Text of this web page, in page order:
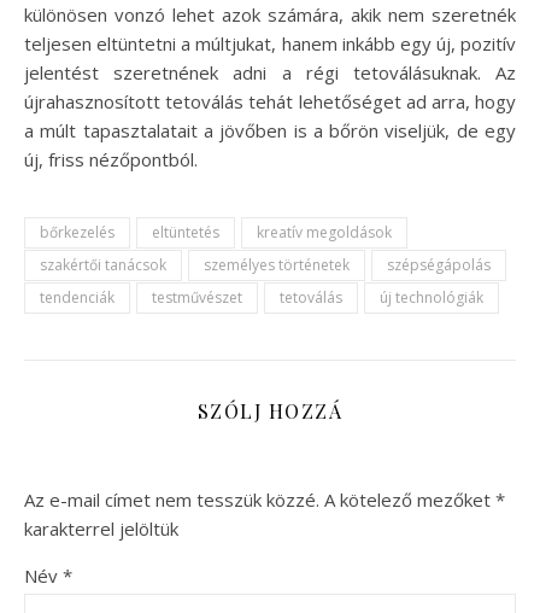
különösen vonzó lehet azok számára, akik nem szeretnék
teljesen eltüntetni a múltjukat, hanem inkább egy új, pozitív
jelentést szeretnének adni a régi tetoválásuknak. Az
újrahasznosított tetoválás tehát lehetőséget ad arra, hogy
a múlt tapasztalatait a jövőben is a bőrön viseljük, de egy
új, friss nézőpontból.
bőrkezelés eltüntetés
kreatív megoldások
szakértői tanácsok
személyes történetek
szépségápolás
tendenciák
testművészet tetoválás új technológiák
SZÓLJ HOZZÁ
Az e-mail címet nem tesszük közzé. A kötelező mezőket *
karakterrel jelöltük
Név *